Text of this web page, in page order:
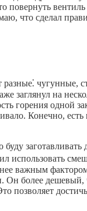
повернуть
что сделал
чугунные,
заглянул на
горения одной
Конечно,
заготавливать
использовать
важным
Он более дешевый,
позволяет